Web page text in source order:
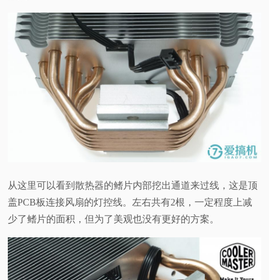
从这里可以看到散热器的鳍片内部挖出通道来过线，这是顶
盖PCB板连接风扇的灯控线。左右共有2根，一定程度上减
少了鳍片的面积，但为了美观也没有更好的方案。